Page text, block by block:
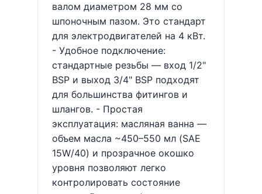
валом диаметром 28 мм со
шпоночным пазом. Это стандарт
для электродвигателей на 4 кВт.
- Удобное подключение:
стандартные резьбы — вход 1/2"
BSP и выход 3/4" BSP подходят
для большинства фитингов и
шлангов. - Простая
эксплуатация: масляная ванна —
объем масла ~450–550 мл (SAE
15W/40) и прозрачное окошко
уровня позволяют легко
контролировать состояние